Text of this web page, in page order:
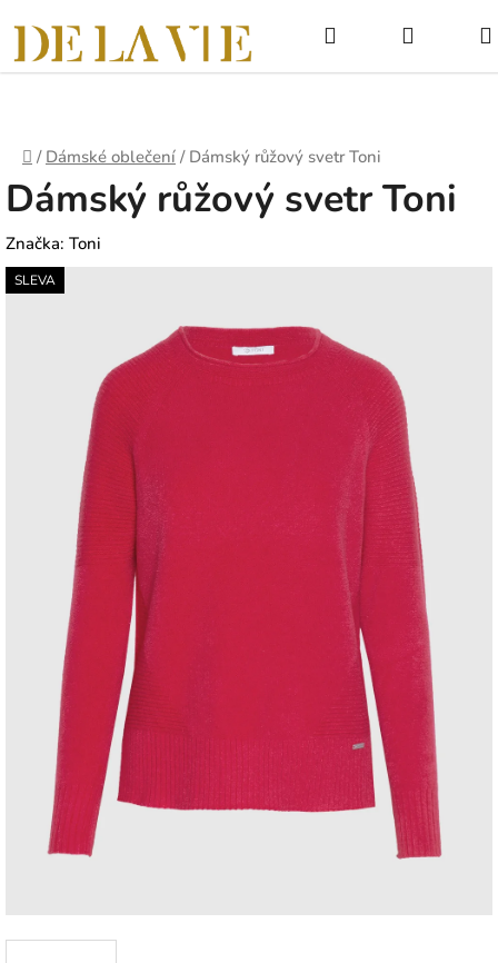
na
obsah
NÁKUPNÍ
KOŠÍK
Domů
/ Dámské oblečení / Dámský růžový svetr Toni
Dámský růžový svetr Toni
Značka: Toni
SLEVA